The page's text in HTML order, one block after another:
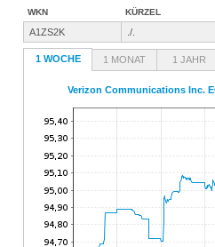
WKN KÜRZEL
A1ZS2K ./.
1 WOCHE 1 MONAT 1 JAHR
Verizon Communications Inc.